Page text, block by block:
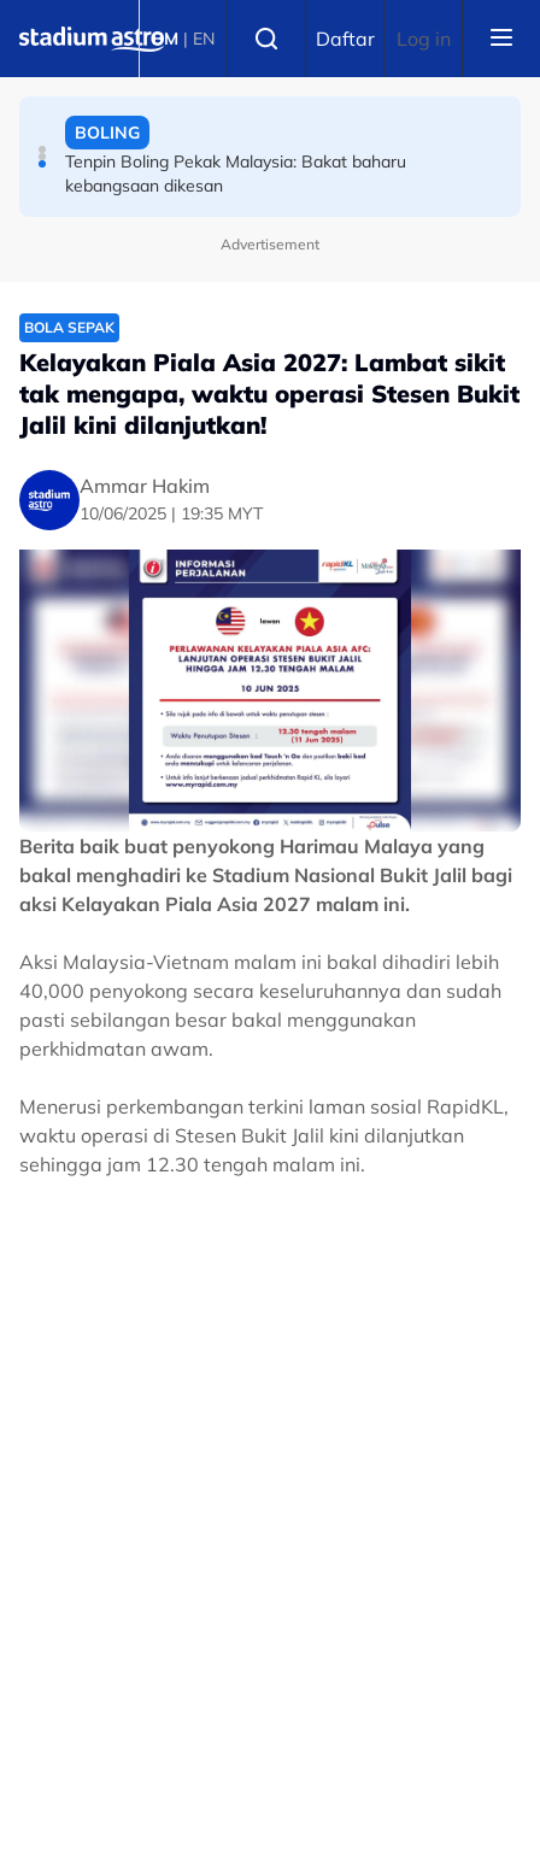
BM | EN Daftar Log in
BOLING
Tenpin Boling Pekak Malaysia: Bakat baharu
kebangsaan dikesan
BOLA SEPAK
Liga Super: Bola sepak darah daging saya -- Dollah
Advertisement
BOLA SEPAK
Kelayakan Piala Asia 2027: Lambat sikit
tak mengapa, waktu operasi Stesen Bukit
Jalil kini dilanjutkan!
Ammar Hakim
10/06/2025 | 19:35 MYT
Berita baik buat penyokong Harimau Malaya yang
bakal menghadiri ke Stadium Nasional Bukit Jalil bagi
aksi Kelayakan Piala Asia 2027 malam ini.
Aksi Malaysia-Vietnam malam ini bakal dihadiri lebih
40,000 penyokong secara keseluruhannya dan sudah
pasti sebilangan besar bakal menggunakan
perkhidmatan awam.
Menerusi perkembangan terkini laman sosial RapidKL,
waktu operasi di Stesen Bukit Jalil kini dilanjutkan
sehingga jam 12.30 tengah malam ini.